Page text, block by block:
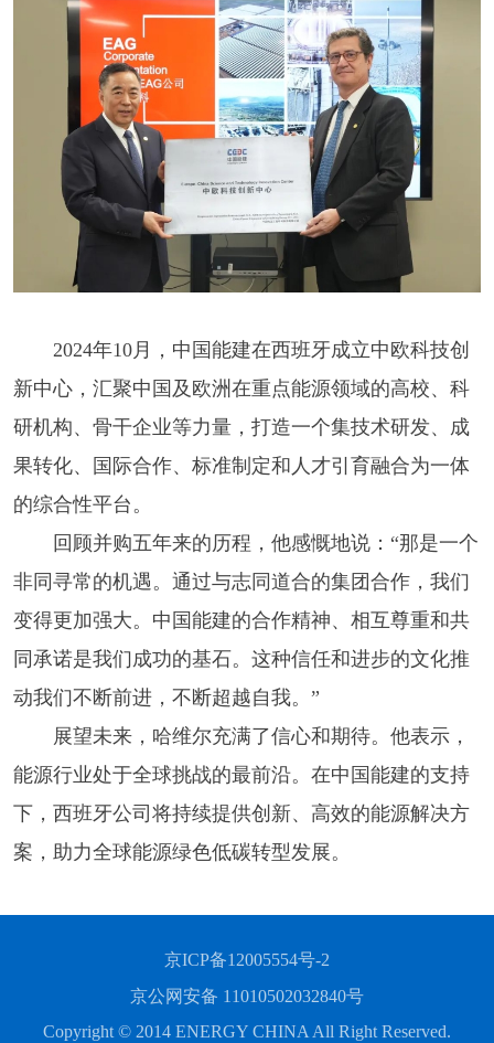
2024年10月，中国能建在西班牙成立中欧科技创
新中心，汇聚中国及欧洲在重点能源领域的高校、科
研机构、骨干企业等力量，打造一个集技术研发、成
果转化、国际合作、标准制定和人才引育融合为一体
的综合性平台。
回顾并购五年来的历程，他感慨地说：“那是一个
非同寻常的机遇。通过与志同道合的集团合作，我们
变得更加强大。中国能建的合作精神、相互尊重和共
同承诺是我们成功的基石。这种信任和进步的文化推
动我们不断前进，不断超越自我。”
展望未来，哈维尔充满了信心和期待。他表示，
能源行业处于全球挑战的最前沿。在中国能建的支持
下，西班牙公司将持续提供创新、高效的能源解决方
案，助力全球能源绿色低碳转型发展。
京ICP备12005554号-2
京公网安备 11010502032840号
Copyright © 2014 ENERGY CHINA All Right Reserved.